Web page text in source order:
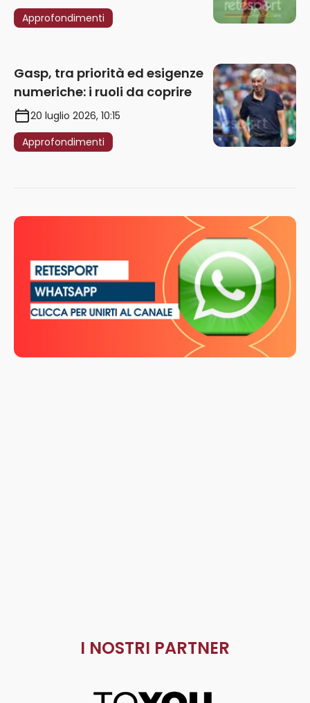
Approfondimenti
Gasp, tra priorità ed esigenze
numeriche: i ruoli da coprire
20 luglio 2026, 10:15
Approfondimenti
I NOSTRI PARTNER